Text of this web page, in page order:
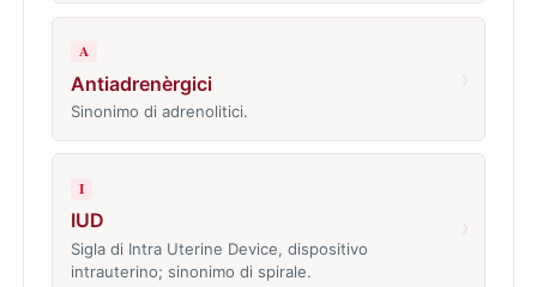
A
Antiadrenèrgici
Sinonimo di adrenolitici.
I
IUD
Sigla di Intra Uterine Device, dispositivo
intrauterino; sinonimo di spirale.